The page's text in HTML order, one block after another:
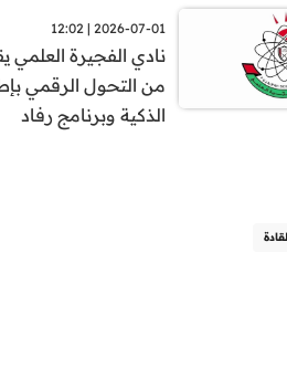
2026-07-01 | 12:02
نادي الفجيرة العلمي
من التحول الرقمي
الذكية وبرنامج رفاد
لقادة